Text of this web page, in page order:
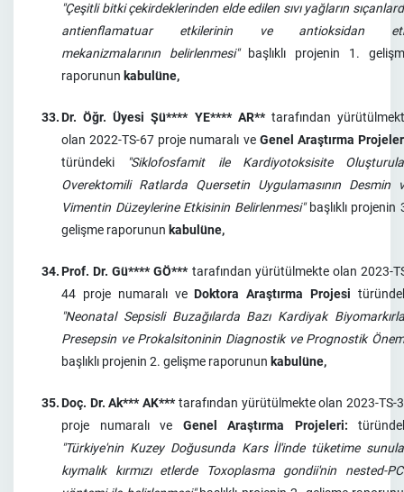
"Çeşitli bitki çekirdeklerinden elde edilen sıvı yağların
antienflamatuar etkilerinin ve antioksidan
mekanizmalarının belirlenmesi"başlıklı projenin 1.
raporunun kabulüne,
33.Dr. Öğr. Üyesi Şü**** YE**** AR**tarafından
olan 2022-TS-67 proje numaralı ve Genel Araştırma
türündeki
"Siklofosfamit ile Kardiyotoksisite
Overektomili Ratlarda Quersetin Uygulamasının Desmin
Vimentin Düzeylerine Etkisinin Belirlenmesi"başlıklı projenin
gelişme raporunun kabulüne,
34.Prof. Dr. Gü**** GÖ***tarafından yürütülmekte olan 2023-
44 proje numaralı veDoktora Araştırma Projesi
"Neonatal Sepsisli Buzağılarda Bazı Kardiyak
Presepsin ve Prokalsitoninin Diagnostik ve Prognostik
başlıklı projenin 2. gelişme raporunun kabulüne,
35.Doç. Dr. Ak*** AK***tarafından yürütülmekte olan 2023-TS-
proje numaralı ve Genel Araştırma Projeleri:
"Türkiye'nin Kuzey Doğusunda Kars İl'inde tüketime
kıymalık kırmızı etlerde Toxoplasma gondii'nin nested-